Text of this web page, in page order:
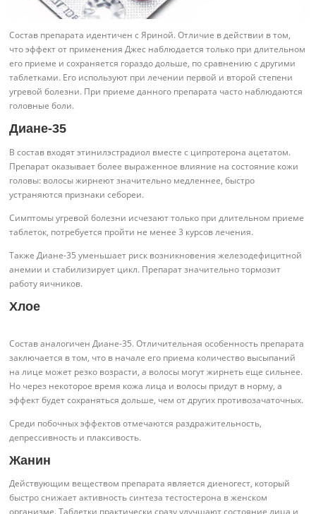
Состав препарата идентичен с Яриной. Отличие в действии в том,
что эффект от применения Джес наблюдается только при длительном
его приеме и сохраняется гораздо дольше, по сравнению с другими
таблетками. Его используют при лечении первой и второй степени
угревой болезни. При приеме данного препарата часто наблюдаются
головные боли.
Диане-35
В состав входят этинилэстрадиол вместе с ципротерона ацетатом.
Препарат оказывает более выраженное влияние на состояние кожи
головы: волосы жирнеют значительно медленнее, быстро
устраняются признаки себореи.
Симптомы угревой болезни исчезают только при длительном приеме
таблеток, потребуется пройти не менее 3 курсов лечения.
Также Диане-35 уменьшает риск возникновения железодефицитной
анемии и стабилизирует цикл. Препарат значительно тормозит
работу яичников.
Хлое
Состав аналогичен Диане-35. Отличительная особенность препарата
заключается в том, что в начале его приема количество высыпаний
на лице может резко возрасти, а волосы могут жирнеть еще сильнее.
Но через некоторое время кожа лица и волосы придут в норму, а
эффект будет сохраняться дольше, чем от других противозачаточных.
Среди побочных эффектов отмечаются раздражительность,
депрессивность и плаксивость.
Жанин
Действующим веществом препарата является диеногест, который
быстро снижает активность синтеза тестостерона в женском